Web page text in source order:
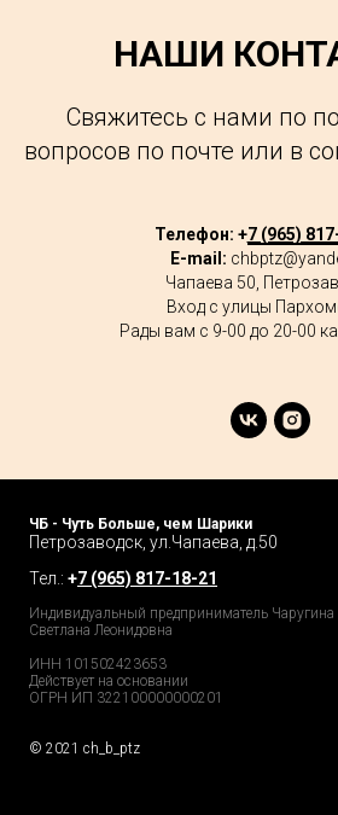
НАШИ
Свяжитесь с нами по
вопросов по почте или в
Телефон: +7 (965)
E-mail:
Чапаева 50,
Вход с улицы
Рады вам с 9-00 до 20-00
ЧБ - Чуть Больше, чем Шарики
Петрозаводск, ул.Чапаева, д.50
Тел.: +7 (965) 817-18-21
Индивидуальный предприниматель Чаругина
Светлана Леонидовна
ИНН 101502423653
Действует на основании
ОГРН ИП 322100000000201
© 2021 ch_b_ptz